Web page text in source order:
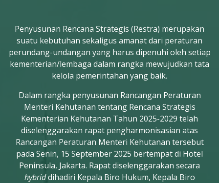
Penyusunan Rencana Strategis (Restra) merupakan
suatu kebutuhan sekaligus amanat dari peraturan
perundang-undangan yang harus dipenuhi oleh setiap
kementerian/lembaga dalam rangka mewujudkan tata
kelola pemerintahan yang baik.
Dalam rangka penyusunan Rancangan Peraturan
Menteri Kehutanan tentang Rencana Strategis
Kementerian Kehutanan Tahun 2025-2029 telah
diselenggarakan rapat pengharmonisasian atas
Rancangan Peraturan Menteri Kehutanan tersebut
pada Senin, 15 September 2025 bertempat di Hotel
Peninsula, Jakarta. Rapat diselenggarakan secara
hybriddihadiri Kepala Biro Hukum, Kepala Biro